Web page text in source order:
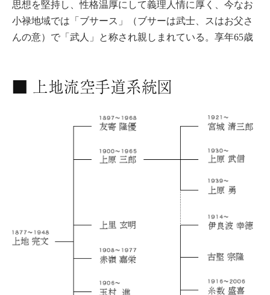
思想を堅持し、性格温厚にして義理人情に厚く、今なお
小禄地域では「ブサース」（ブサーは武士、スはお父さ
んの意）で「武人」と称され親しまれている。享年65歳
■ 上地流空手道系統図